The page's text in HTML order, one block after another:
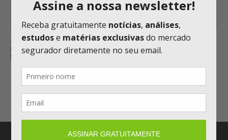
RESSEGURO
MUNICH RE LUCRA € 3,9 BILHÕES NO SEMESTRE E MANTÉM META
PARA 2026